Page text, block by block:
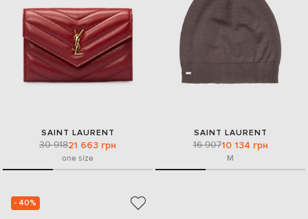
SAINT LAURENT
30 91821 663 грн
one size
SAINT LAURENT
16 90710 134 грн
M
- 40%